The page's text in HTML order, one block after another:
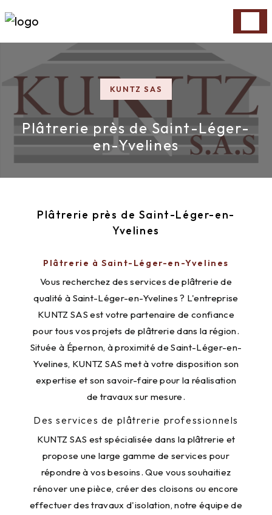
Plâtrerie près de Saint-Léger-
en-Yvelines
KUNTZ SAS
Plâtrerie près de Saint-Léger-en-
Yvelines
Plâtrerie à Saint-Léger-en-Yvelines
Vous recherchez des services de plâtrerie de
qualité à Saint-Léger-en-Yvelines ? L'entreprise
KUNTZ SAS est votre partenaire de confiance
pour tous vos projets de plâtrerie dans la région.
Située à Épernon, à proximité de Saint-Léger-en-
Yvelines, KUNTZ SAS met à votre disposition son
expertise et son savoir-faire pour la réalisation
de travaux sur mesure.
Des services de plâtrerie professionnels
KUNTZ SAS est spécialisée dans la plâtrerie et
propose une large gamme de services pour
répondre à vos besoins. Que vous souhaitiez
rénover une pièce, créer des cloisons ou encore
effectuer des travaux d'isolation, notre équipe de